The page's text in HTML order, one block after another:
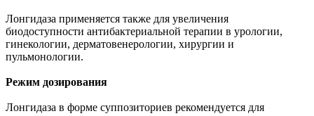
Лонгидаза применяется также для увеличения
биодоступности антибактериальной терапии в урологии,
гинекологии, дерматовенерологии, хирургии и
пульмонологии.
Режим дозирования
Лонгидаза в форме суппозиториев рекомендуется для